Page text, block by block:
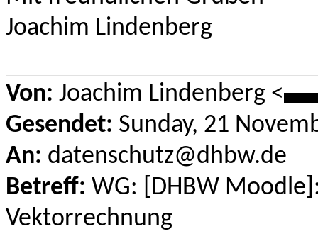
Joachim Lindenberg
Von: Joachim Lindenberg <
Gesendet: Sunday, 21
An: datenschutz@dhbw.de
Betreff: WG: [DHBW
Vektorrechnung